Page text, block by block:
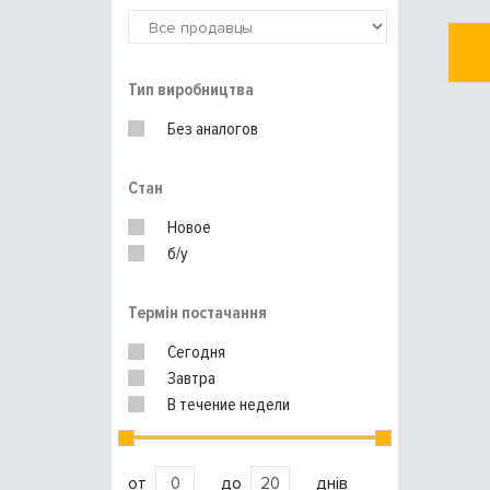
Тип виробництва
Без аналогов
Стан
Новое
б/у
Термін постачання
Сегодня
Завтра
В течение недели
от до днів